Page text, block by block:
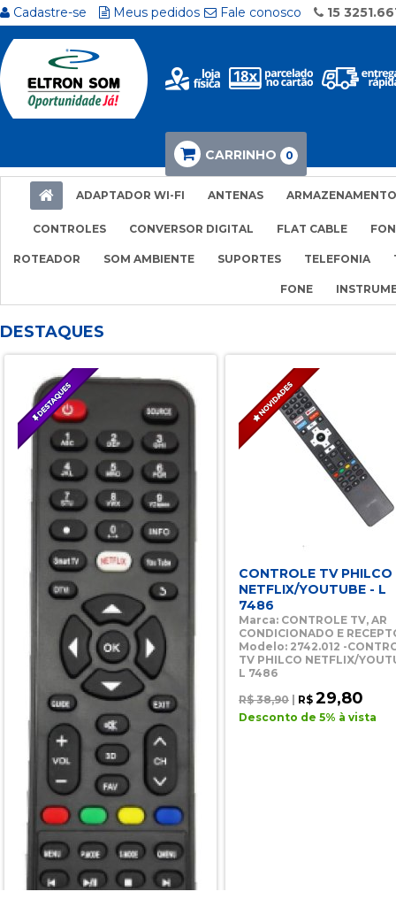
Cadastre-se Meus pedidos Fale conosco 15
CARRINHO 0
ADAPTADOR WI-FI ANTENAS ARMAZENAMENTO
CONTROLES CONVERSOR DIGITAL FLAT CABLE
ROTEADOR SOM AMBIENTE SUPORTES TELEFONIA
FONE
DESTAQUES
CONTROLE TV PHILCO
NETFLIX/YOUTUBE - L
7486
Marca: CONTROLE TV, AR
CONDICIONADO E
Modelo: 2742.012 -
TV PHILCO NETFLIX/
L 7486
R$ 38,90
R$ 29,80
Desconto de 5% à vista